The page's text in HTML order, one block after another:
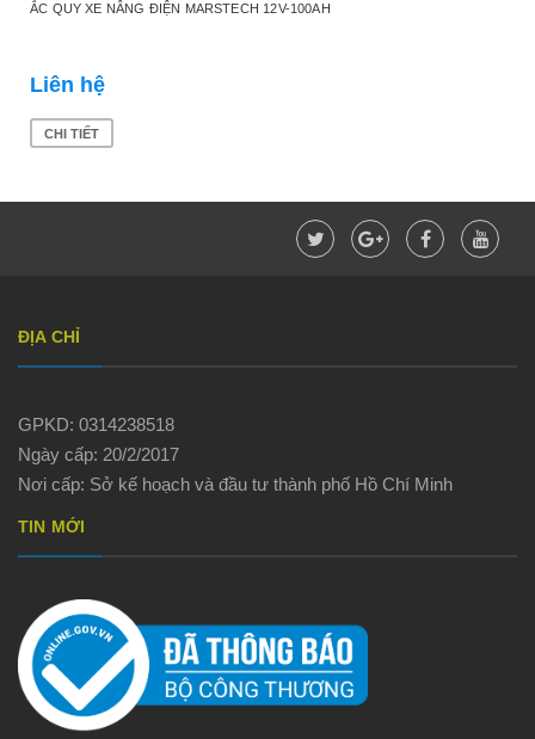
ẮC QUY XE NÂNG ĐIỆN MARSTECH 12V-100AH
Liên hệ
CHI TIẾT
ĐỊA CHỈ
GPKD: 0314238518
Ngày cấp: 20/2/2017
Nơi cấp: Sở kế hoạch và đầu tư thành phố Hồ Chí Minh
TIN MỚI